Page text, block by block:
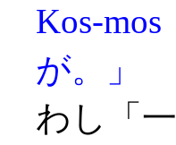
Kos-
が。」
わし「